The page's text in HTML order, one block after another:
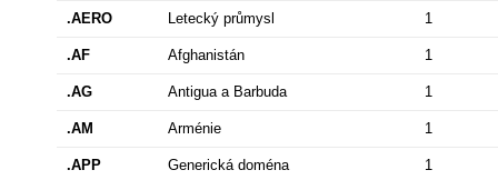
.AERO Letecký průmysl 1
.AF Afghanistán 1
.AG Antigua a Barbuda 1
.AM Arménie 1
.APP Generická doména 1